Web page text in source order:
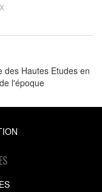
des Hautes Etudes en
l'époque